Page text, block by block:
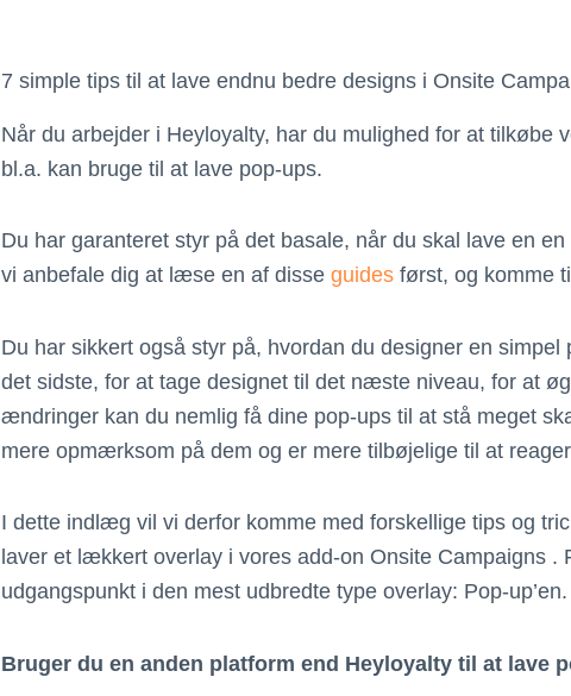
7 simple tips til at lave endnu bedre designs i Onsite
Når du arbejder i Heyloyalty, har du mulighed for at tilkøbe
bl.a. kan bruge til at lave pop-ups.
Du har garanteret styr på det basale, når du skal lave en
vi anbefale dig at læse en af disse guides først, og komme
Du har sikkert også styr på, hvordan du designer en
det sidste, for at tage designet til det næste niveau, for at
ændringer kan du nemlig få dine pop-ups til at stå meget
mere opmærksom på dem og er mere tilbøjelige til at
I dette indlæg vil vi derfor komme med forskellige tips og
laver et lækkert overlay i vores add-on Onsite Campaigns .
udgangspunkt i den mest udbredte type overlay: Pop-up’en.
Bruger du en anden platform end Heyloyalty til at lave